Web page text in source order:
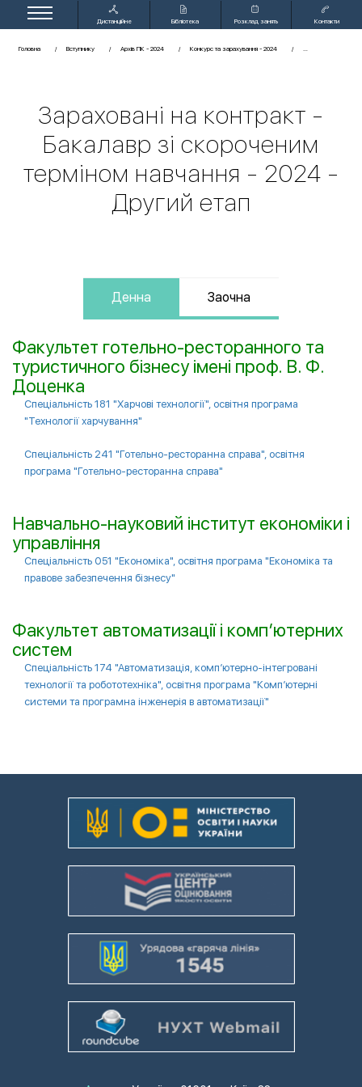
Дистанційне
Бібліотека Розклад занять Контакти
Головна Вступнику Архів ПК - 2024 Конкурс та зарахування - 2024
Зараховані на контракт -
Бакалавр зі скороченим
терміном навчання - 2024 -
Другий етап
Денна Заочна
Факультет готельно-ресторанного та
туристичного бiзнесу iменi проф. В. Ф.
Доценка
Спеціальність 181 "Харчові технології", освітня програма
"Технології харчування"
Спеціальність 241 "Готельно-ресторанна справа", освітня
програма "Готельно-ресторанна справа"
Навчально-науковий інститут економіки і
управління
Спеціальність 051 "Економіка", освітня програма "Економіка та
правове забезпечення бізнесу"
Факультет автоматизації і комп’ютерних
систем
Спеціальність 174 "Автоматизація, комп’ютерно-інтегровані
технології та робототехніка", освітня програма "Комп’ютерні
системи та програмна інженерія в автоматизації"